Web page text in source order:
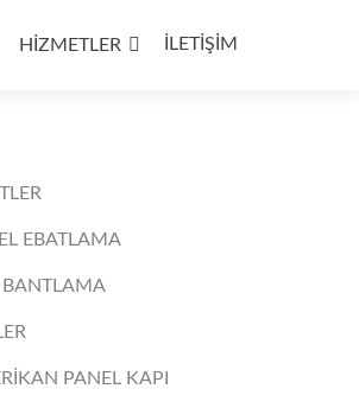
HİZMETLER İLETİŞİM
EBATLAMA
BANTLAMA
PANEL KAPI